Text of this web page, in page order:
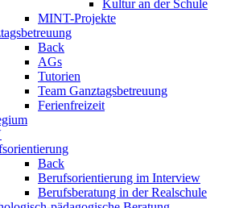
Kultur an der Schule
MINT-Projekte
Back
AGs
Tutorien
Team Ganztagsbetreuung
Ferienfreizeit
Back
Berufsorientierung im Interview
Berufsberatung in der Realschule